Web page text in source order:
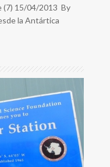
(7) 15/04/2013 By
la Antártica